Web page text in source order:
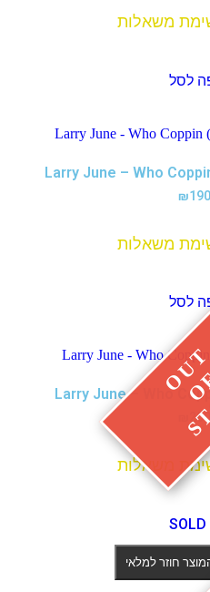
משאלות
לסל
Larry June – Who
₪
משאלות
לסל
Larry June – Who
משאלות
SOLD
חוזר למלאי